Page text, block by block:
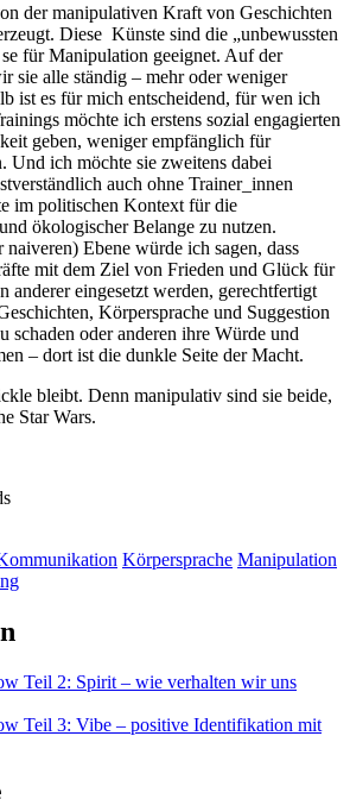
der manipulativen Kraft von Geschichten
Diese Künste sind die „unbewussten
für Manipulation geeignet. Auf der
sie alle ständig – mehr oder weniger
ist es für mich entscheidend, für wen ich
möchte ich erstens sozial engagierten
geben, weniger empfänglich für
Und ich möchte sie zweitens dabei
auch ohne Trainer_innen
im politischen Kontext für die
ökologischer Belange zu nutzen.
Ebene würde ich sagen, dass
mit dem Ziel von Frieden und Glück für
anderer eingesetzt werden, gerechtfertigt
Körpersprache und Suggestion
schaden oder anderen ihre Würde und
– dort ist die dunkle Seite der Macht.
bleibt. Denn manipulativ sind sie beide,
Star Wars.
Körpersprache Manipulation
Teil 2: Spirit – wie verhalten wir uns
Teil 3: Vibe – positive Identifikation mit